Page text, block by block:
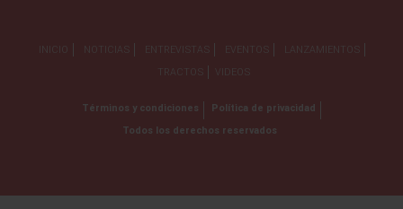
INICIO NOTICIAS ENTREVISTAS EVENTOS
LANZAMIENTOS
TRACTOS
VIDEOS
Términos y condiciones
Política de privacidad
Todos los derechos reservados